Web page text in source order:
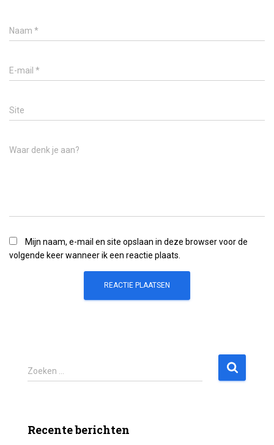
Naam *
E-mail *
Site
Waar denk je aan?
Mijn naam, e-mail en site opslaan in deze browser voor de
volgende keer wanneer ik een reactie plaats.
Z
o
n
Zoeken …
Recente berichten